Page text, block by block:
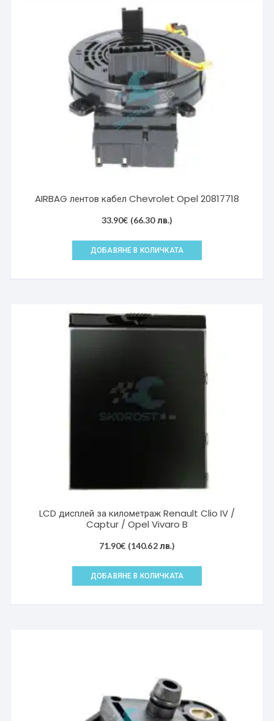
AIRBAG лентов кабел Chevrolet Opel 20817718
33.90€ (66.30 лв.)
ДОБАВЯНЕ В КОЛИЧКАТА
LCD дисплей за километраж Renault Clio IV /
Captur / Opel Vivaro B
71.90€ (140.62 лв.)
ДОБАВЯНЕ В КОЛИЧКАТА